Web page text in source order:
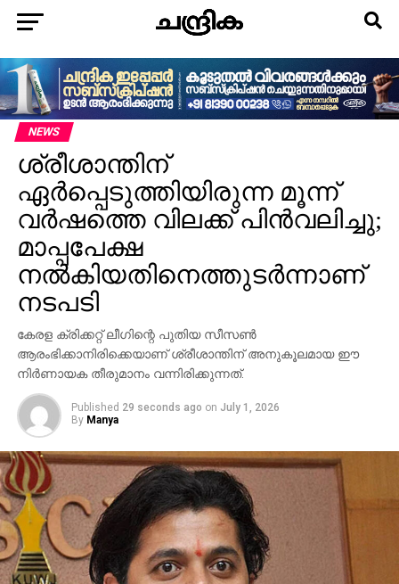
NEWS
ശ്രീശാന്തിന്
ഏര്‍പ്പെടുത്തിയിരുന്ന മൂന്ന്
വര്‍ഷത്തെ വിലക്ക് പിന്‍വലിച്ചു;
മാപ്പപേക്ഷ
നല്‍കിയതിനെത്തുടര്‍ന്നാണ്
നടപടി
കേരള ക്രിക്കറ്റ് ലീഗിന്റെ പുതിയ സീസണ്‍
ആരംഭിക്കാനിരിക്കെയാണ് ശ്രീശാന്തിന് അനുകൂലമായ ഈ
നിര്‍ണായക തീരുമാനം വന്നിരിക്കുന്നത്.
Published 29 seconds ago on July 1, 2026
By Manya